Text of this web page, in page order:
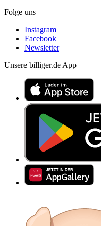
Folge uns
Instagram
Facebook
Newsletter
Unsere billiger.de App